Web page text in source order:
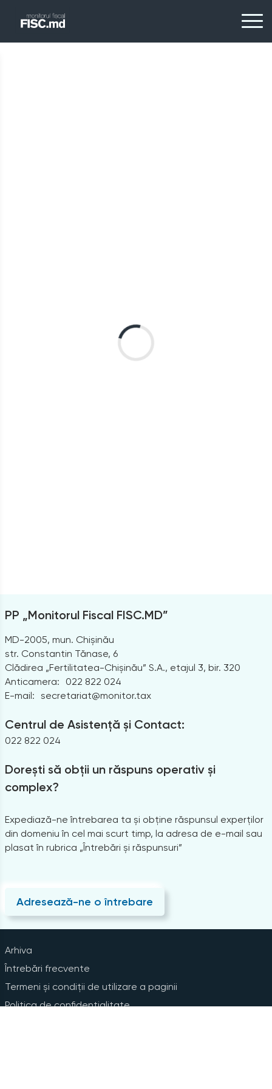
PP „Monitorul Fiscal FISC.MD”
MD-2005, mun. Chișinău
str. Constantin Tănase, 6
Clădirea „Fertilitatea-Chișinău” S.A., etajul 3, bir. 320
Anticamera:
022 822 024
E-mail: secretariat@monitor.tax
Centrul de Asistență și Contact:
022 822 024
Dorești să obții un răspuns operativ și
complex?
Expediază-ne întrebarea ta și obține răspunsul experților
din domeniu în cel mai scurt timp, la adresa de e-mail sau
plasat în rubrica „Întrebări și răspunsuri”
Adresează-ne o întrebare
Arhiva
Întrebări frecvente
Termeni și condiții de utilizare a paginii
Politica de confidențialitate